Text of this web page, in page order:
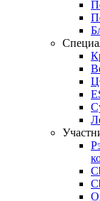
Облигации
Поиски